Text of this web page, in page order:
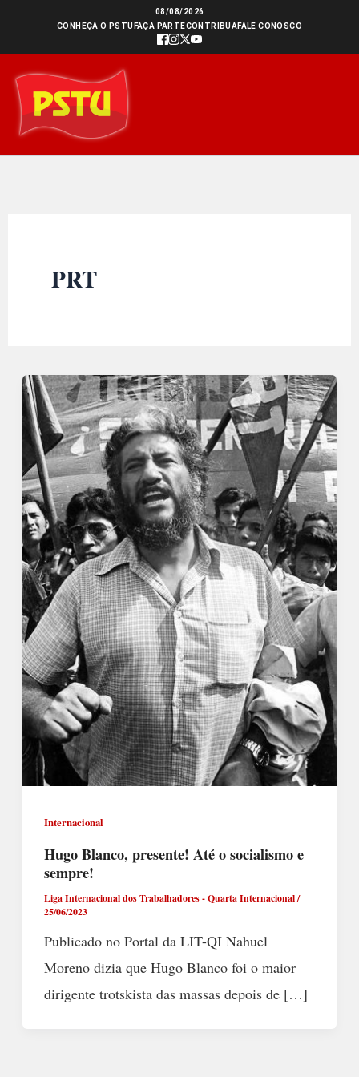
conteúdo
08/08/2026
CONHEÇA O PSTU FAÇA PARTECONTRIBUAFALE CONOSCO
PRT
Internacional
Hugo Blanco, presente! Até o socialismo e
sempre!
Liga Internacional dos Trabalhadores - Quarta Internacional/
25/06/2023
Publicado no Portal da LIT-QI Nahuel
Moreno dizia que Hugo Blanco foi o maior
dirigente trotskista das massas depois de […]